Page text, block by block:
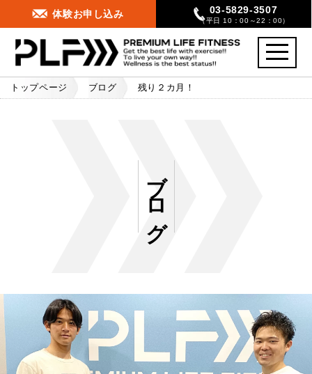
体験お申し込み 03-5829-3507
（平日 10：00～22：00）
toggle
トップページ ブログ 残り２カ月！
ブログ